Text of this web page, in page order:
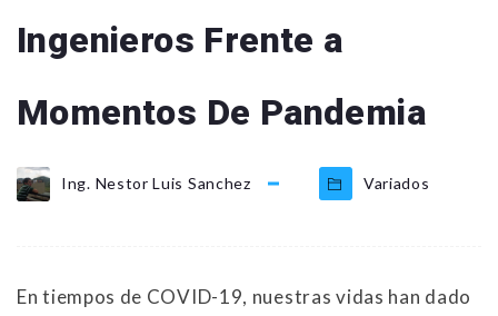
Ingenieros Frente a
Momentos De Pandemia
Ing. Nestor Luis Sanchez Variados
En tiempos de COVID-19, nuestras vidas han dado